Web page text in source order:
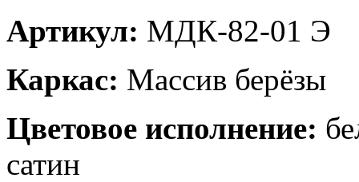
Артикул: МДК-82-01 Э
Каркас: Массив берёзы
Цветовое исполнение:
сатин